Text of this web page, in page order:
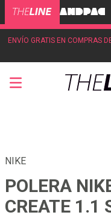
ENVÍO GRATIS EN COMPRAS
NIKE
POLERA
CREATE 1.1